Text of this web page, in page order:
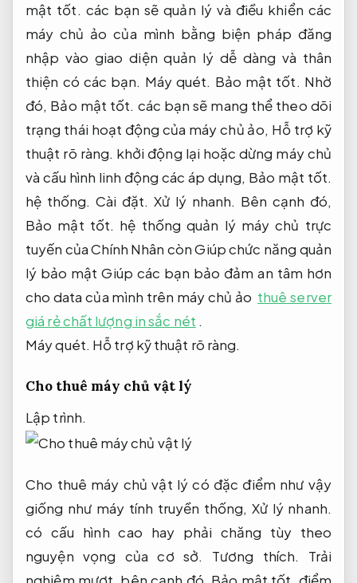
mật tốt. các bạn sẽ quản lý và điều khiển các
máy chủ ảo của mình bằng biện pháp đăng
nhập vào giao diện quản lý dễ dàng và thân
thiện có các bạn. Máy quét. Bảo mật tốt. Nhờ
đó, Bảo mật tốt. các bạn sẽ mang thể theo dõi
trạng thái hoạt động của máy chủ ảo, Hỗ trợ kỹ
thuật rõ ràng. khởi động lại hoặc dừng máy chủ
và cấu hình linh động các áp dụng, Bảo mật tốt.
hệ thống.Cài đặt. Xử lý nhanh. Bên cạnh đó,
Bảo mật tốt. hệ thống quản lý máy chủ trực
tuyến của Chính Nhân còn Giúp chức năng quản
lý bảo mật Giúp các bạn bảo đảm an tâm hơn
cho data của mình trên máy chủ ảo thuê server
giá rẻ chất lượng in sắc nét .
Máy quét. Hỗ trợ kỹ thuật rõ ràng.
Cho thuê máy chủ vật lý
Lập trình.
Cho thuê máy chủ vật lý có đặc điểm như vậy
giống như máy tính truyền thống, Xử lý nhanh.
có cấu hình cao hay phải chăng tùy theo
nguyện vọng của cơ sở. Tương thích.
Trải